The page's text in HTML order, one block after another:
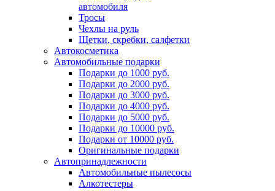
автомобиля
Тросы
Чехлы на руль
Щетки, скребки, салфетки
Автокосметика
Автомобильные подарки
Подарки до 1000 руб.
Подарки до 2000 руб.
Подарки до 3000 руб.
Подарки до 4000 руб.
Подарки до 5000 руб.
Подарки до 10000 руб.
Подарки от 10000 руб.
Оригинальные подарки
Автопринадлежности
Автомобильные пылесосы
Алкотестеры